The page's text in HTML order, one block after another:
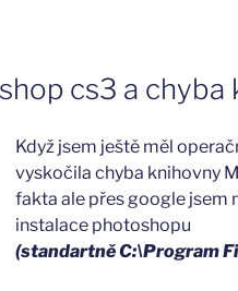
cs3 a
Když jsem ještě měl
vyskočila chyba knihovny
fakta ale přes google jsem
instalace photoshopu
(standartně C:\Program